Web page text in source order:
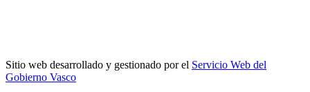
Sitio web desarrollado y gestionado por el Servicio Web del
Gobierno Vasco